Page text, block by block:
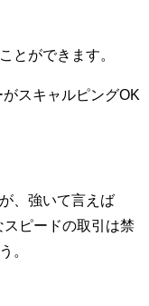
とができます。
がスキャルピングOK
、強いて言えば
スピードの取引は禁
。